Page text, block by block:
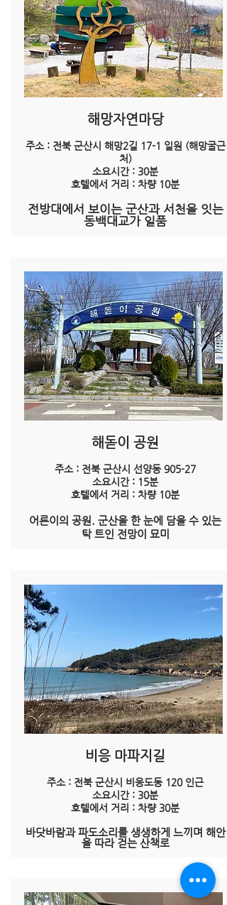
해망자연마당
주소 : 전북 군산시 해망2길 17-1 일원 (해망굴근
처)
소요시간 : 30분
호텔에서 거리 : 차량 10분
​전방대에서 보이는 군산과 서천을 잇는
동백대교가 일품
해돋이 공원
주소 : 전북 군산시 선양동 905-27
소요시간 : 15분
​호텔에서 거리 : 차량 10분
어른이의 공원. 군산을 한 눈에 담을 수 있는
탁 트인 전망이 묘미
비응 마파지길
주소 : 전북 군산시 비응도동 120 인근
소요시간 : 30분
​호텔에서 거리 : 차량 30분
​바닷바람과 파도소리를 생생하게 느끼며 해안
을 따라 걷는 산책로